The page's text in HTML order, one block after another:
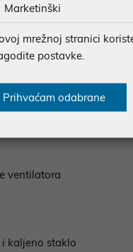
ventilatora
i kaljeno staklo
Marketinški
mrežnoj stranici
postavke.
Prihvaćam odabrane